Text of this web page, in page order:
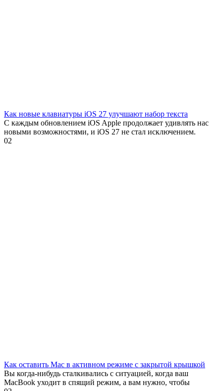
Как новые клавиатуры iOS 27 улучшают набор текста
С каждым обновлением iOS Apple продолжает удивлять нас
новыми возможностями, и iOS 27 не стал исключением.
02
Как оставить Mac в активном режиме с закрытой крышкой
Вы когда-нибудь сталкивались с ситуацией, когда ваш
MacBook уходит в спящий режим, а вам нужно, чтобы